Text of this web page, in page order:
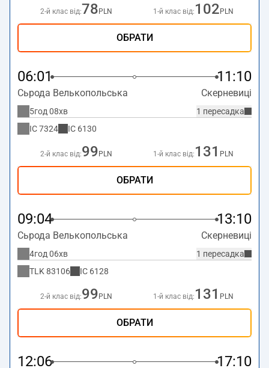
2-й клас від:78 PLN 1-й клас від: 102 PLN
ОБРАТИ
06:01 11:10
Сьрода Велькопольська Скерневиці
1 пересадка
5год 08хв
IC7324 IC 6130
2-й клас від:99 PLN 1-й клас від: 131 PLN
ОБРАТИ
09:04 13:10
Сьрода Велькопольська Скерневиці
1 пересадка
4год 06хв
TLK 83106 IC 6128
2-й клас від:99 PLN 1-й клас від: 131 PLN
ОБРАТИ
12:06 17:10